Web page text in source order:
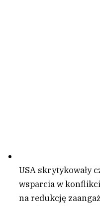
USA skrytykowały
wsparcia w
na redukcję